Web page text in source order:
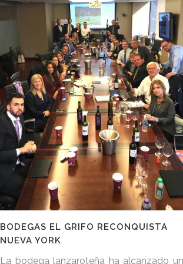
BODEGAS EL GRIFO RECONQUISTA
NUEVA YORK
La bodega lanzaroteña ha alcanzado